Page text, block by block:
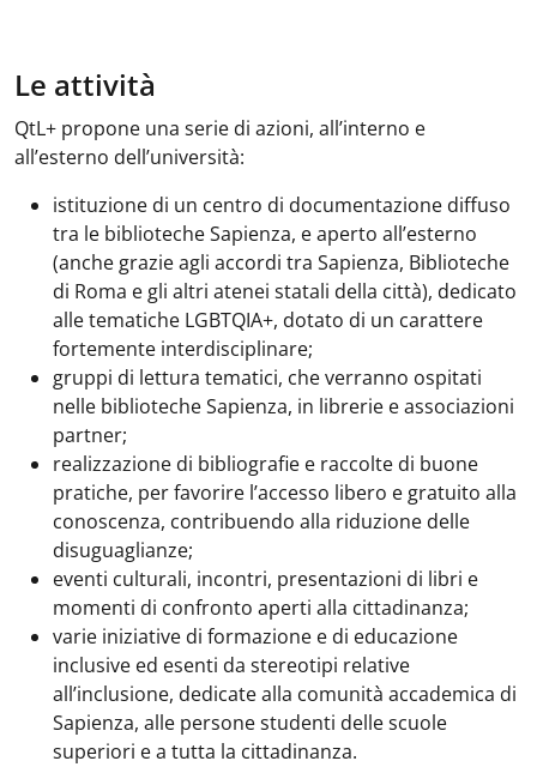
Le attività
QtL+ propone una serie di azioni, all’interno e
all’esterno dell’università:
istituzione di un centro di documentazione diffuso
tra le biblioteche Sapienza, e aperto all’esterno
(anche grazie agli accordi tra Sapienza, Biblioteche
di Roma e gli altri atenei statali della città), dedicato
alle tematiche LGBTQIA+, dotato di un carattere
fortemente interdisciplinare;
gruppi di lettura tematici, che verranno ospitati
nelle biblioteche Sapienza, in librerie e associazioni
partner;
realizzazione di bibliografie e raccolte di buone
pratiche, per favorire l’accesso libero e gratuito alla
conoscenza, contribuendo alla riduzione delle
disuguaglianze;
eventi culturali, incontri, presentazioni di libri e
momenti di confronto aperti alla cittadinanza;
varie iniziative di formazione e di educazione
inclusive ed esenti da stereotipi relative
all’inclusione, dedicate alla comunità accademica di
Sapienza, alle persone studenti delle scuole
superiori e a tutta la cittadinanza.